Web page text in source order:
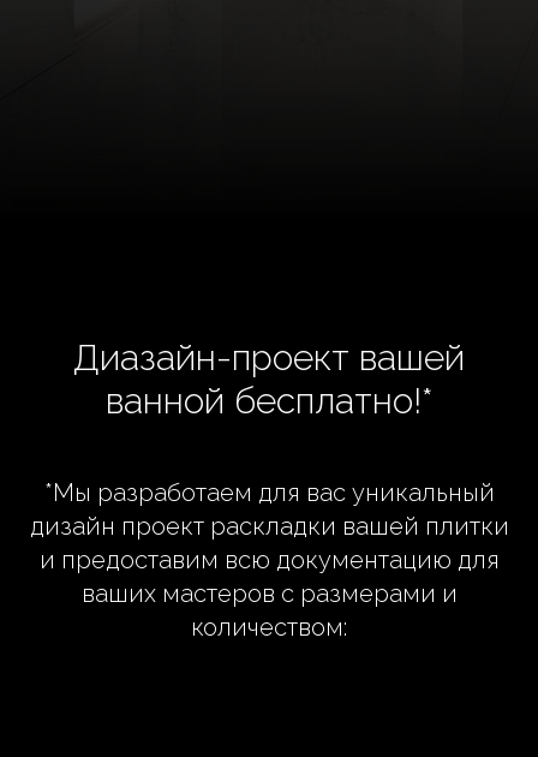
Диазайн-проект вашей
ванной бесплатно!*
*Мы разработаем для вас уникальный
дизайн проект раскладки вашей плитки
и предоставим всю документацию для
ваших мастеров с размерами и
количеством: